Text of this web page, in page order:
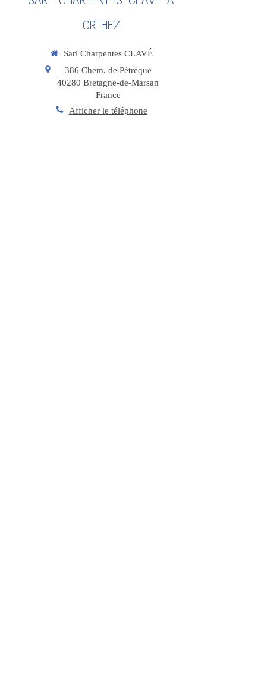
ORTHEZ
Sarl Charpentes CLAVÉ
386 Chem. de Pétrèque
40280 Bretagne-de-Marsan
France
Afficher le téléphone